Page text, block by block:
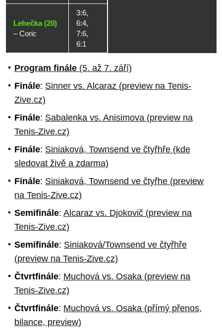
Lehečka (20)
–Coric
3:6,
6:4,
7:6,
6:1
Program finále (5. až 7. září)
Finále: Sinner vs. Alcaraz (preview na Tenis-
Zive.cz)
Finále: Sabalenka vs. Anisimova (preview na
Tenis-Zive.cz)
Finále: Siniaková, Townsend ve čtyřhře (kde
sledovat živě a zdarma)
Finále: Siniaková, Townsend ve čtyřhe (preview
na Tenis-Zive.cz)
Semifinále: Alcaraz vs. Djokovič (preview na
Tenis-Zive.cz)
Semifinále: Siniaková/Townsend ve čtyřhře
(preview na Tenis-Zive.cz)
Čtvrtfinále: Muchová vs. Osaka (preview na
Tenis-Zive.cz)
Čtvrtfinále: Muchová vs. Osaka (přímý přenos,
bilance, preview)